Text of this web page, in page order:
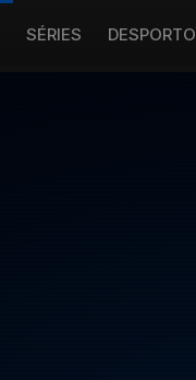
SÉRIES DESPORTO